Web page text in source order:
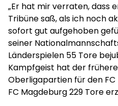
„Er hat mir verraten, dass
Tribüne saß, als ich noch
sofort gut aufgehoben
seiner
Länderspielen 55 Tore
Kampfgeist hat der
Oberligapartien für den FC
FC Magdeburg 229 Tore